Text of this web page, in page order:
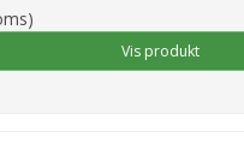
Vis produkt